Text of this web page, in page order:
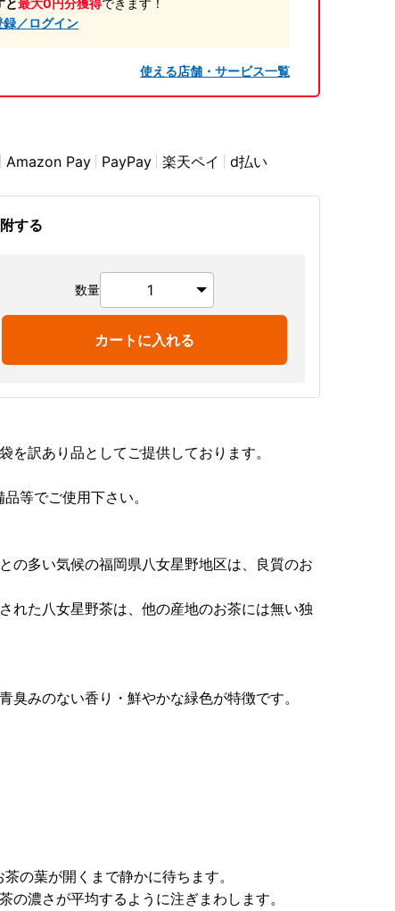
と最大0円分獲得できます！
録／ログイン
使える店舗・サービス一覧
Amazon Pay PayPay 楽天ペイ d払い
する
数量
カートに入れる
訳あり品としてご提供しております。
等でご使用下さい。
の多い気候の福岡県八女星野地区は、良質のお
れた八女星野茶は、他の産地のお茶には無い独
みのない香り・鮮やかな緑色が特徴です。
の葉が開くまで静かに待ちます。
濃さが平均するように注ぎまわします。